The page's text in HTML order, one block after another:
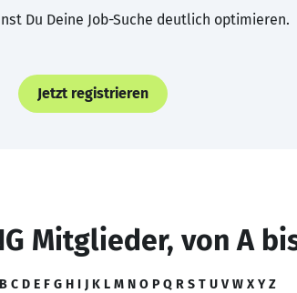
Du Deine Job-Suche deutlich optimieren.
Jetzt registrieren
Mitglieder, von A
B C D E F G H I J K L M N O P Q R S T U V W X Y Z